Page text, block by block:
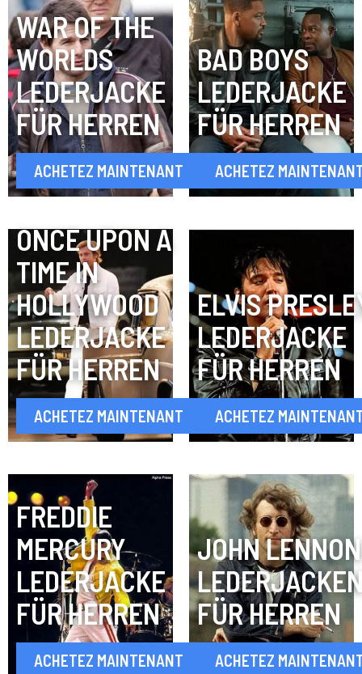
WAR OF THE
WORLDS
LEDERJACKE
FÜR HERREN
ACHETEZ MAINTENANT
BAD BOYS
LEDERJACKE
FÜR HERREN
ACHETEZ
ONCE UPON A
TIME IN
HOLLYWOOD
LEDERJACKE
FÜR HERREN
ACHETEZ MAINTENANT
ELVIS
LEDERJACKE
FÜR HERREN
ACHETEZ
FREDDIE
MERCURY
LEDERJACKE
FÜR HERREN
ACHETEZ MAINTENANT
JOHN LENNON
FÜR HERREN
ACHETEZ